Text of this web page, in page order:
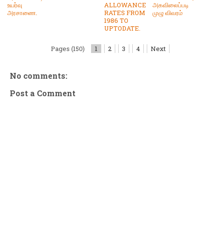
உயர்வு
அரசாணை.
ALLOWANCE
RATES FROM
1986 TO
UPTODATE.
அகவிலைப்படி
முழு விவரம்
Pages (150) 1 2 3 4 Next
No comments:
Post a Comment